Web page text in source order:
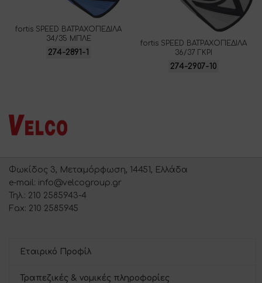
fortis SPEED ΒΑΤΡΑΧΟΠΕΔΙΛΑ
34/35 ΜΠΛΕ
274-2891-1
fortis SPEED ΒΑΤΡΑΧΟΠΕΔΙΛΑ
36/37 ΓΚΡΙ
274-2907-10
Φωκίδος 3, Μεταμόρφωση, 14451, Ελλάδα
e-mail: info@velcogroup.gr
Τηλ.: 210 2585943-4
Fax: 210 2585945
Εταιρικό Προφίλ
Τραπεζικές & νομικές πληροφορίες